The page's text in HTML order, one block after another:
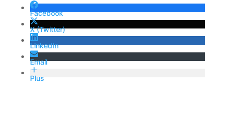
Facebook
X (Twitter)
LinkedIn
Email
Plus